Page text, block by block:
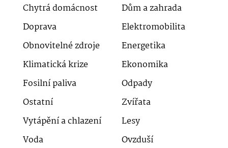
Chytrá domácnost
Dům a zahrada
Doprava
Elektromobilita
Obnovitelné zdroje
Energetika
Klimatická krize
Ekonomika
Fosilní paliva
Odpady
Ostatní
Zvířata
Vytápění a chlazení
Lesy
Voda
Ovzduší